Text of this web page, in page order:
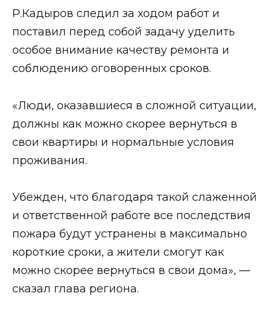
Р.Кадыров следил за ходом работ и
поставил перед собой задачу уделить
особое внимание качеству ремонта и
соблюдению оговоренных сроков.
«Люди, оказавшиеся в сложной ситуации,
должны как можно скорее вернуться в
свои квартиры и нормальные условия
проживания.
Убежден, что благодаря такой слаженной
и ответственной работе все последствия
пожара будут устранены в максимально
короткие сроки, а жители смогут как
можно скорее вернуться в свои дома», —
сказал глава региона.